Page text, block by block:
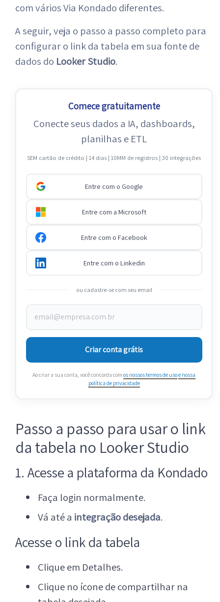
com vários Via Kondado diferentes.
A seguir, veja o passo a passo completo para
configurar o link da tabela em sua fonte de
dados do Looker Studio.
Comece gratuitamente
Conecte seus dados a IA, dashboards,
planilhas e ETL
SEM cartão de crédito | 14 dias | 10MM de registros | 30 integrações
Entre com o Google
Entre com a Microsoft
Entre com o Facebook
Entre com o Linkedin
ou cadastre-se com seu email
Criar conta grátis
Ao criar a sua conta, você concorda com os nossos termos de usoe nossa
política de privacidade
Passo a passo para usar o link
da tabela no Looker Studio
1. Acesse a plataforma da Kondado
Faça login normalmente.
Vá até a integração desejada.
Acesse o link da tabela
Clique em Detalhes.
Clique no ícone de compartilhar na